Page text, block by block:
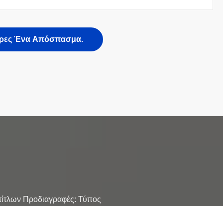
Ένα Απόσπασμα.
Προδιαγραφές: Τύπος